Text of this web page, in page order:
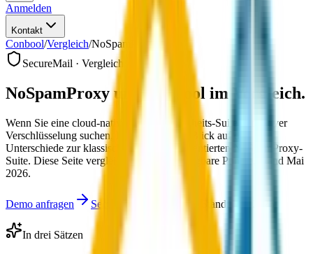
Anmelden
Kontakt
Conbool/Vergleich/NoSpamProxy
SecureMail · Vergleich
NoSpamProxy und Conbool im Vergleich.
Wenn Sie eine cloud-native E-Mail-Sicherheits-Suite mit nativer
Verschlüsselung suchen, lohnt der direkte Blick auf die
Unterschiede zur klassisch On-Premise-orientierten NoSpamProxy-
Suite. Diese Seite vergleicht öffentlich belegbare Punkte, Stand Mai
2026.
Demo anfragen SecureMail im Detail Stand: Mai 2026
In drei Sätzen